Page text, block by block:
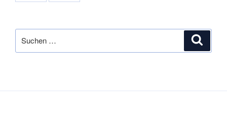
nach: